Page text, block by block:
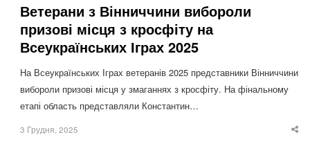
Ветерани з Вінниччини вибороли
призові місця з кросфіту на
Всеукраїнських Іграх 2025
На Всеукраїнських Іграх ветеранів 2025 представники Вінниччини
вибороли призові місця у змаганнях з кросфіту. На фінальному
етапі область представляли Константин…
3 Грудня, 2025